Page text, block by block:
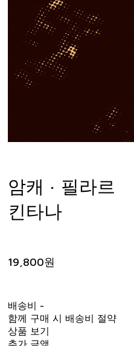
암캐 · 필라르
킨타나
19,800원
배송비 -
함께 구매 시 배송비 절약
상품 보기
추가 금액